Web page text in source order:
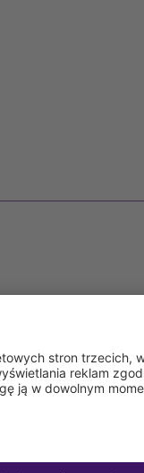
widoczne
pokryć
Kołnierz do